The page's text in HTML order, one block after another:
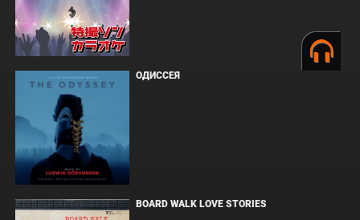
ОДИССЕЯ
BOARD WALK LOVE STORIES